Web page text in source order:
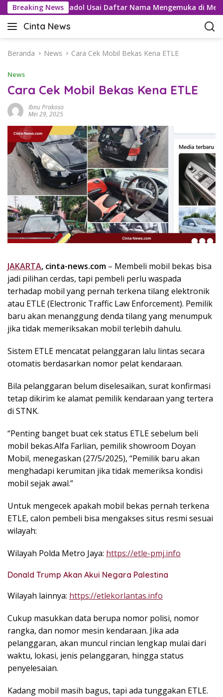
a
Breaking News
Kartel Tramadol Usai Daftar Nama Mengemuka di Medsos
Cinta News
C
n
a
N
e
w
–
K
a
b
a
T
e
r
k
i
i
,
P
e
n
u
h
n
s
i
r
a
s
!
Beranda News Cara Cek Mobil Bekas Kena ETLE
News
Cara Cek Mobil Bekas Kena ETLE
Ibnu Prakoso
Mei 29, 2025
JAKARTA, cinta-news.com – Membeli mobil bekas bisa
jadi pilihan cerdas, tapi pembeli perlu waspada
terhadap mobil yang pernah terkena tilang elektronik
atau ETLE (Electronic Traffic Law Enforcement). Pemilik
baru akan menanggung denda tilang yang menumpuk
jika tidak memeriksakan mobil terlebih dahulu.
Sistem ETLE mencatat pelanggaran lalu lintas secara
otomatis berdasarkan nomor pelat kendaraan.
Bila pelanggaran belum diselesaikan, surat konfirmasi
tetap dikirim ke alamat pemilik kendaraan yang tertera
di STNK.
“Penting banget buat cek status ETLE sebelum beli
mobil bekas.Alfa Farlian, pemilik showroom Doyan
Mobil, menegaskan (27/5/2025), “Pemilik baru akan
menghadapi kerumitan jika tidak memeriksa kondisi
mobil sejak awal.”
Untuk mengecek apakah mobil bekas pernah terkena
ETLE, calon pembeli bisa mengakses situs resmi sesuai
wilayah:
Wilayah Polda Metro Jaya: https://etle-pmj.info
Donald Trump Akan Akui Negara Palestina
Wilayah lainnya: https://etlekorlantas.info
Cukup masukkan data berupa nomor polisi, nomor
rangka, dan nomor mesin kendaraan. Jika ada
pelanggaran, akan muncul rincian lengkap mulai dari
waktu, lokasi, jenis pelanggaran, hingga status
penyelesaian.
Kadang mobil masih bagus, tapi ada tunggakan ETLE.